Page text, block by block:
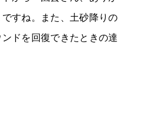
すね。また、土砂降りの
ドを回復できたときの達